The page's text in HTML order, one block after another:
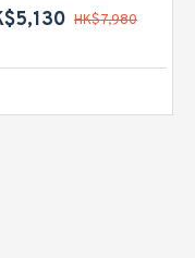
HK$7,980